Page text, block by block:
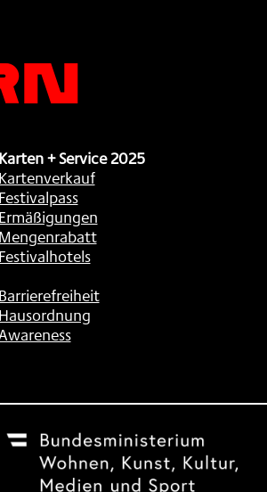
Karten + Service 2025
Kartenverkauf
Festivalpass
Ermäßigungen
Mengenrabatt
Festivalhotels
Barrierefreiheit
Hausordnung